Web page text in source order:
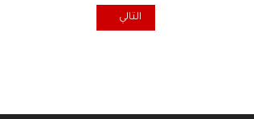
المقال التالي: رائد فهمي: هنيئا
التالي